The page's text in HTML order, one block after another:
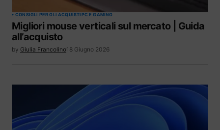
CONSIGLI PER GLI ACQUISTIPC E GAMING
Migliori mouse verticali sul mercato | Guida
all’acquisto
by Giulia Francolino18 Giugno 2026